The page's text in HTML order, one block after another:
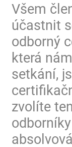
Všem
účastnit
odborný
která
setkání,
zvolíte